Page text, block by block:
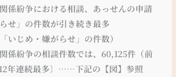
係紛争における相談、あっせんの申請
せ」の件数が引き続き最多
いじめ・嫌がらせ」の件数）
係紛争の相談件数では、60,125件（前
年連続最多〕……下記の【図】参照